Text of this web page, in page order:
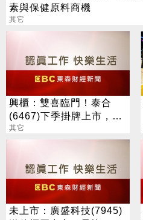
素與保健原料商機
其它
興櫃：雙喜臨門！泰合
(6467)下季掛牌上市，抗
血栓藥送件美FDA拚明年
其它
未上市：廣盛科技(7945)